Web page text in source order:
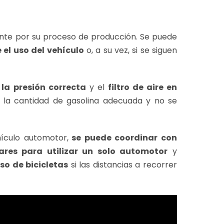
por su proceso de producción. Se puede
el uso del vehículo o, a su vez, si se siguen
presión correcta y el filtro de aire en
cantidad de gasolina adecuada y no se
automotor,se puede coordinar con
para utilizar un solo automotor y
de bicicletas si las distancias a recorrer